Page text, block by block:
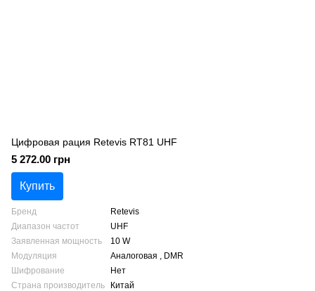
Цифровая рация Retevis RT81 UHF
5 272.00 грн
Купить
Бренд
Retevis
Диапазон частот
UHF
Заявленная мощность
10 W
Модуляция
Аналоговая , DMR
Шифрование
Нет
Страна производитель
Китай